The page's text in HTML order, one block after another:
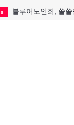
블루어노인회, 쏠